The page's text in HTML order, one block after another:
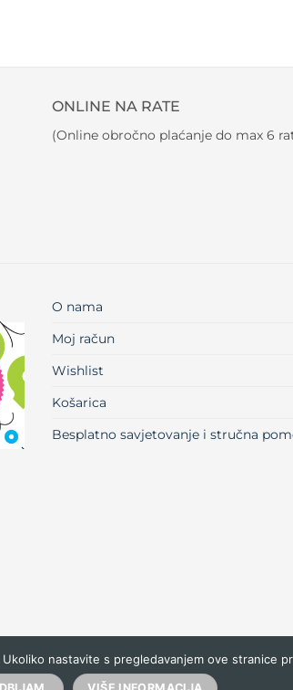
ONLINE NA RATE
(Online obročno plaćanje do max 6
O nama
Moj račun
Wishlist
Košarica
Besplatno savjetovanje i stručna
nastavite s pregledavanjem ove stranice